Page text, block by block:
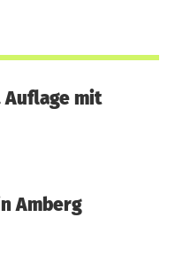
mit
Amberg